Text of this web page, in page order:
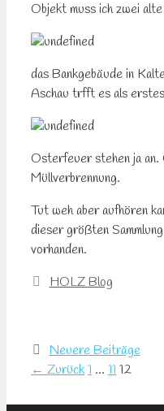
Objekt muss ich zwei
das Bankgebäude in
Aschau trfft es als
Osterfeuer stehen ja
Müllverbrennung.
Tut weh aber aufhören
dieser größten
vorhanden.
Kategorien
HOLZ Blog
Neuere Beiträge
← ZurückSeite
1 … Seite
11 Seite
12